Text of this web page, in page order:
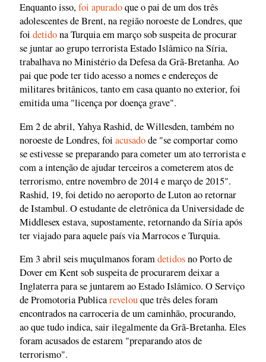
Enquanto isso,foi apuradoque o pai de um dos três
adolescentes de Brent, na região noroeste de Londres, que
foi detidona Turquia em março sob suspeita de procurar
se juntar ao grupo terrorista Estado Islâmico na Síria,
trabalhava no Ministério da Defesa da Grã-Bretanha. Ao
pai que pode ter tido acesso a nomes e endereços de
militares britânicos, tanto em casa quanto no exterior, foi
emitida uma "licença por doença grave".
Em 2 de abril, Yahya Rashid, de Willesden, também no
noroeste de Londres, foi acusadode "se comportar como
se estivesse se preparando para cometer um ato terrorista e
com a intenção de ajudar terceiros a cometerem atos de
terrorismo, entre novembro de 2014 e março de 2015".
Rashid, 19, foi detido no aeroporto de Luton ao retornar
de Istambul. O estudante de eletrônica da Universidade de
Middlesex estava, supostamente, retornando da Síria após
ter viajado para aquele país via Marrocos e Turquia.
Em 3 abril seis muçulmanos foramdetidosno Porto de
Dover em Kent sob suspeita de procurarem deixar a
Inglaterra para se juntarem ao Estado Islâmico. O Serviço
de Promotoria Publicarevelouque três deles foram
encontrados na carroceria de um caminhão, procurando,
ao que tudo indica, sair ilegalmente da Grã-Bretanha. Eles
foram acusados de estarem "preparando atos de
terrorismo".